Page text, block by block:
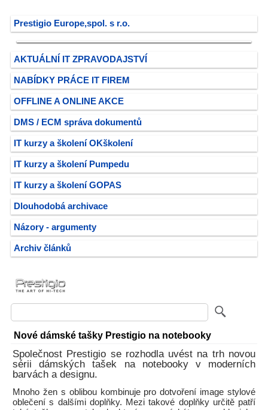
Prestigio Europe,spol. s r.o.
AKTUÁLNÍ IT ZPRAVODAJSTVÍ
NABÍDKY PRÁCE IT FIREM
OFFLINE A ONLINE AKCE
DMS / ECM správa dokumentů
IT kurzy a školení OKškolení
IT kurzy a školení Pumpedu
IT kurzy a školení GOPAS
Dlouhodobá archivace
Názory - argumenty
Archiv článků
Nové dámské tašky Prestigio na notebooky
Společnost Prestigio se rozhodla uvést na trh novou
sérii dámských tašek na notebooky v moderních
barvách a designu.
Mnoho žen s oblibou kombinuje pro dotvoření image stylové
oblečení s dalšími doplňky. Mezi takové doplňky určitě patří